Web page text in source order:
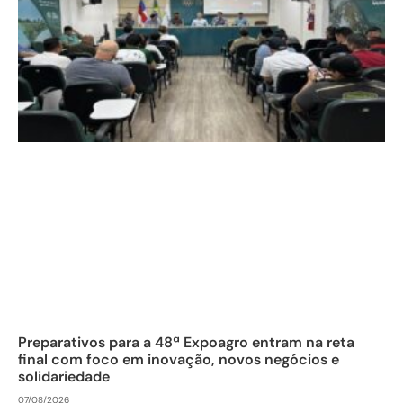
Preparativos para a 48ª Expoagro entram na reta
final com foco em inovação, novos negócios e
solidariedade
07/08/2026